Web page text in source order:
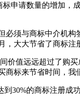
申请数量的增加
须与商标中介机
，大大节省了商标
价值远远超过了购
商标来节省时间
30%的商标注册